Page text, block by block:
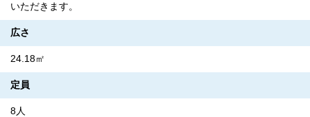
いただきます。
広さ
24.18㎡
定員
8人